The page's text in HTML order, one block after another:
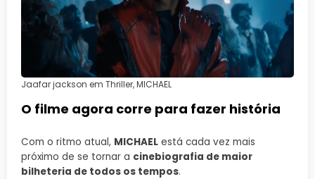
Jaafar jackson em Thriller, MICHAEL
O filme agora corre para fazer história
Com o ritmo atual, MICHAEL está cada vez mais
próximo de se tornar a cinebiografia de maior
bilheteria de todos os tempos.